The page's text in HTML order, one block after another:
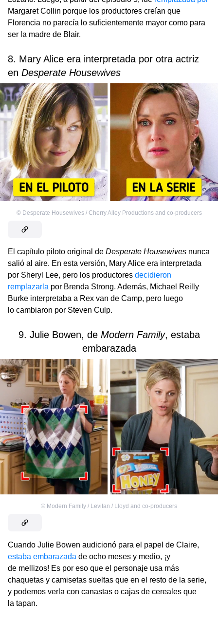
Margaret Collin porque los productores creían que
Florencia no parecía lo suficientemente mayor como para
ser la madre de Blair.
8. Mary Alice era interpretada por otra actriz
en Desperate Housewives
© Desperate Housewives / Cherry Alley Productions and co-producers
El capítulo piloto original de Desperate Housewives nunca
salió al aire. En esta versión, Mary Alice era interpretada
por Sheryl Lee, pero los productores decidieron
remplazarla por Brenda Strong. Además, Michael Reilly
Burke interpretaba a Rex van de Camp, pero luego
lo cambiaron por Steven Culp.
9. Julie Bowen, de Modern Family, estaba
embarazada
© Modern Family / Levitan / Lloyd and co-producers
Cuando Julie Bowen audicionó para el papel de Claire,
estaba embarazada de ocho meses y medio, ¡y
de mellizos! Es por eso que el personaje usa más
chaquetas y camisetas sueltas que en el resto de la serie,
y podemos verla con canastas o cajas de cereales que
la tapan.